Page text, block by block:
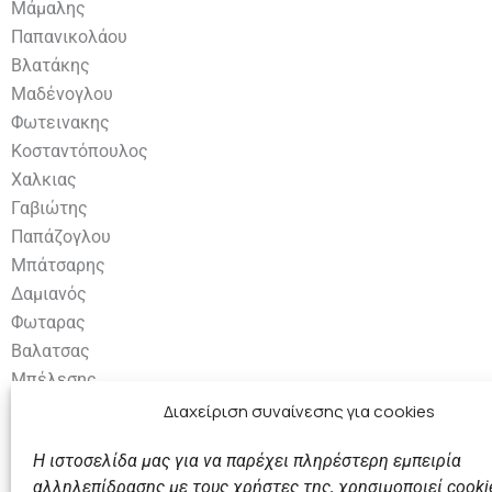
Διαχείριση συναίνεσης για cookies
Η ιστοσελίδα μας για να παρέχει πληρέστερη εμπειρία
αλληλεπίδρασης με τους χρήστες της, χρησιμοποιεί
Μάμαλης
Παπανικολάου
Βλατάκης
Μαδένογλου
Φωτεινακης
Κοσταντόπουλος
Χαλκιας
Γαβιώτης
Παπάζογλου
Μπάτσαρης
Δαμιανός
Φωταρας
Βαλατσας
Μπέλεσης